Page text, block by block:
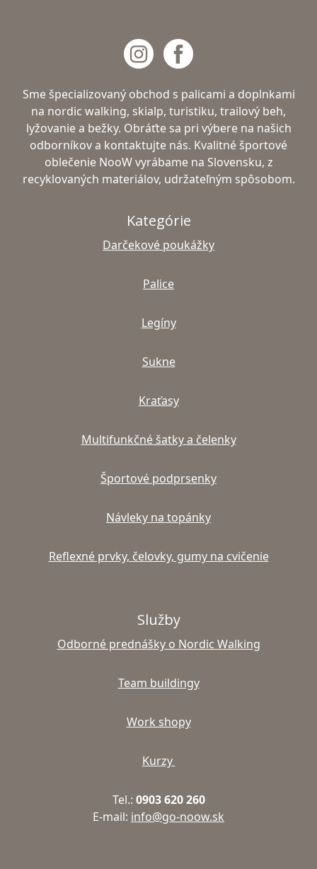
Sme špecializovaný obchod s palicami a doplnkami
na nordic walking, skialp, turistiku, trailový beh,
lyžovanie a bežky. Obráťte sa pri výbere na našich
odborníkov a kontaktujte nás. Kvalitné športové
oblečenie NooW vyrábame na Slovensku, z
recyklovaných materiálov, udržateľným spôsobom.
Kategórie
Darčekové poukážky
Palice
Legíny
Sukne
Kraťasy
Multifunkčné šatky a čelenky
Športové podprsenky
Návleky na topánky
Reflexné prvky, čelovky, gumy na cvičenie
Služby
Odborné prednášky o Nordic Walking
Team buildingy
Work shopy
Kurzy
Tel.: 0903 620 260
E-mail: info@go-noow.sk